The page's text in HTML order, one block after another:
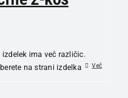
izdelek ima več različic.
na strani izdelka
Več